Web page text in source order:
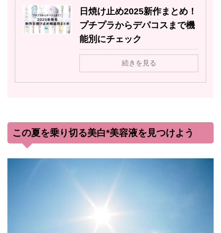
日焼け止め2025新作まとめ！
プチプラからデパコスまで機
能別にチェック
続きを見る
この夏を乗り切る美白*美容液を見つけよう